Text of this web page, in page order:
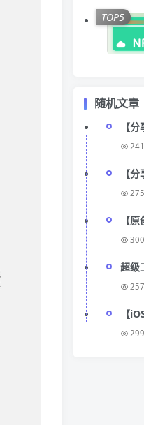
TOP5
随机文章
【
消除
【
计算
【
🔥解
超级
能十
【
词查